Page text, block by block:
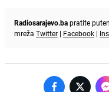
Radiosarajevo.bapratite
mreža Twitter | Facebook |